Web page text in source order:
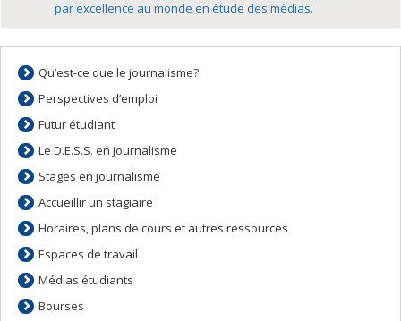
par excellence au monde en étude des médias.
Qu’est-ce que le journalisme?
Perspectives d’emploi
Futur étudiant
Le D.E.S.S. en journalisme
Stages en journalisme
Accueillir un stagiaire
Horaires, plans de cours et autres ressources
Espaces de travail
Médias étudiants
Bourses